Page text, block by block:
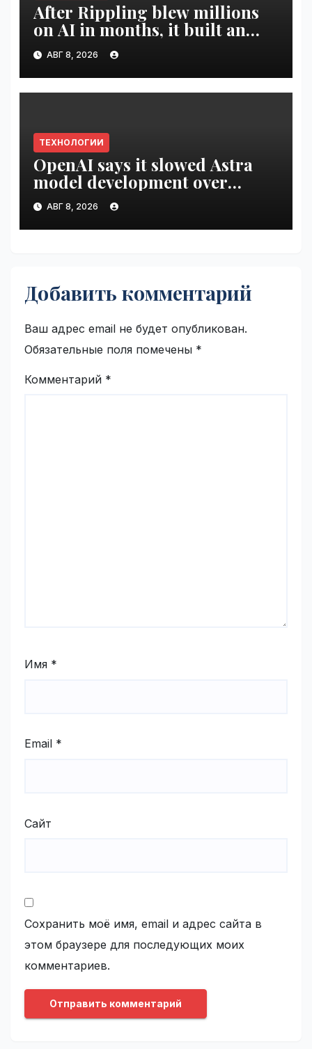
After Rippling blew millions
on AI in months, it built an
employee ROI tool |
VseTime.ru
АВГ 8, 2026
ТЕХНОЛОГИИ
OpenAI says it slowed Astra
model development over
security concerns | VseTime.ru
АВГ 8, 2026
Добавить комментарий
Ваш адрес email не будет опубликован.
Обязательные поля помечены *
Комментарий *
Имя *
Email *
Сайт
Сохранить моё имя, email и адрес сайта в
этом браузере для последующих моих
комментариев.